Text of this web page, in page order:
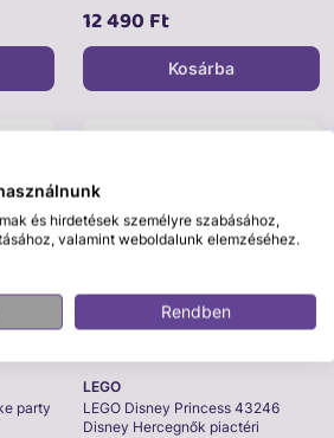
12 490 Ft
Kosárba
party
LEGO
LEGO Disney Princess 43246
Disney Hercegnők piactéri
és hirdetések személyre szabásához,
valamint weboldalunk elemzéséhez.
Rendben